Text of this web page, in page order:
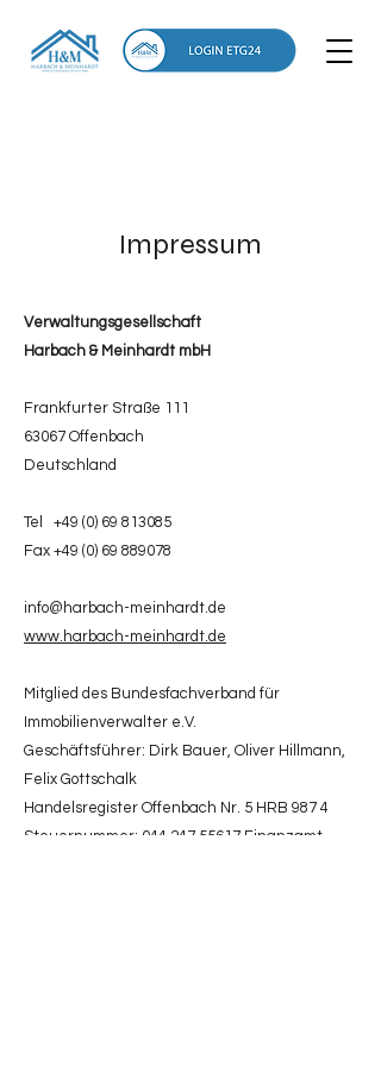
Impressum
Verwaltungsgesellschaft
Harbach & Meinhardt mbH
Frankfurter Straße 111
63067 Offenbach
Deutschland
Tel +49 (0) 69 813085
Fax +49 (0) 69 889078
info@harbach-meinhardt.de
www.harbach-meinhardt.de
Mitglied des Bundesfachverband für
Immobilienverwalter e.V.
Geschäftsführer: Dirk Bauer, Oliver Hillmann,
Felix Gottschalk
Handelsregister Offenbach Nr. 5 HRB 987 4
Steuernummer: 044 247 55617 Finanzamt